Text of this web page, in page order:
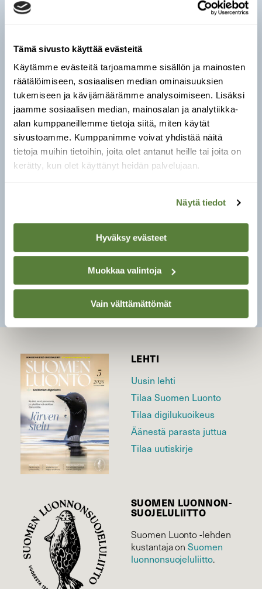
Tämä sivusto käyttää evästeitä
Käytämme evästeitä tarjoamamme sisällön ja mainosten
räätälöimiseen, sosiaalisen median ominaisuuksien
tukemiseen ja kävijämäärämme analysoimiseen. Lisäksi
jaamme sosiaalisen median, mainosalan ja analytiikka-
alan kumppaneillemme tietoja siitä, miten käytät
sivustoamme. Kumppanimme voivat yhdistää näitä
tietoja muihin tietoihin, joita olet antanut heille tai joita on
kerätty, kun olet käyttänyt heidän palvelujaan.
Näytä tiedot
Hyväksy evästeet
Muokkaa valintoja
Vain välttämättömät
Haju ja maku:
Haju hapahko, maku mieto,
pihoissa, puutarhoissa, tienvarsilla,
havumetsissä, ojien pientareilla ja
hakkuuaukeilla.
Levinneisyys:Koko maassa, hyvin yleinen.
Samannäköisiä lajeja:Mustarousku on
hieman samanvärinen, mutta valkoinen
Aiemmin käytetty ruokasienenä,
mutta sitten todettu vaarallisen myrkylliseksi ja
nykyisin se on täysin hylättävä.
SULJE
LEHTI
Uusin lehti
Tilaa Suomen Luonto
Tilaa digilukuoikeus
Äänestä parasta juttua
Tilaa uutiskirje
SUOMEN LUONNON­
SUOJELU­LIITTO
Suomen Luonto -lehden
kustantaja onSuomen
luonnonsuojelu­liitto.